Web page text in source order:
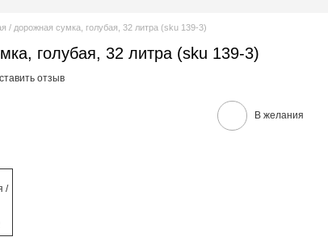
/ дорожная сумка, голубая, 32 литра (sku 139-3)
голубая, 32 литра (sku 139-3)
отзыв
В желания